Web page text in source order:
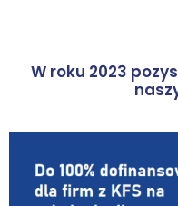
W roku 2023